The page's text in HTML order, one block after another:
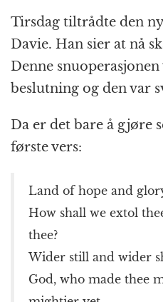
Tirsdag tiltrådte den
Davie. Han sier at nå
Denne
beslutning og den var
Da er det bare å gjøre
første vers:
Land of hope and
How shall we extol
thee?
Wider still and wider
God, who made thee